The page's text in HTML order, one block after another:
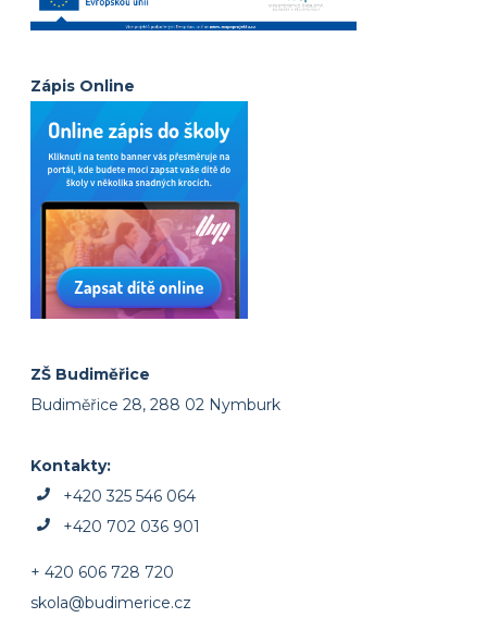
Zápis Online
ZŠ Budiměřice
Budiměřice 28, 288 02 Nymburk
Kontakty:
+420 325 546 064
+420 702 036 901
+ 420 606 728 720
skola@budimerice.cz